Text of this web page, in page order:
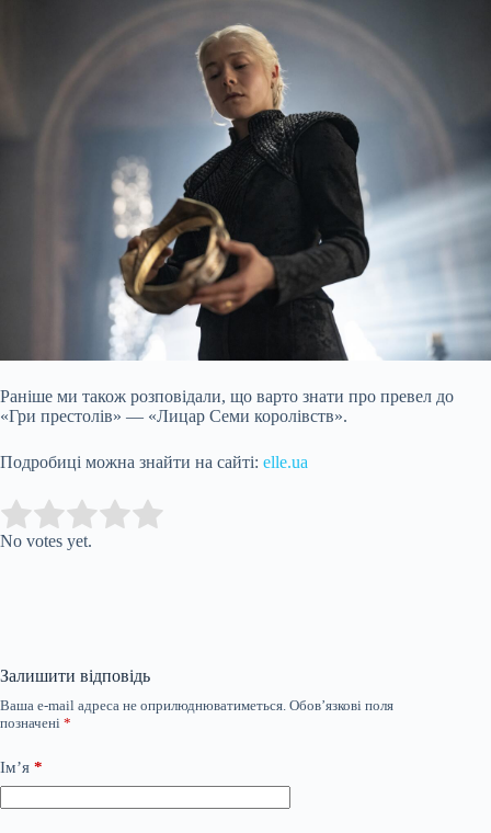
Раніше ми також розповідали, що варто знати про превел до
«Гри престолів» — «Лицар Семи королівств».
Подробиці можна знайти на сайті: elle.ua
Rate this item:
No votes yet.
Залишити відповідь
Ваша e-mail адреса не оприлюднюватиметься. Обов’язкові поля
позначені *
Ім’я *